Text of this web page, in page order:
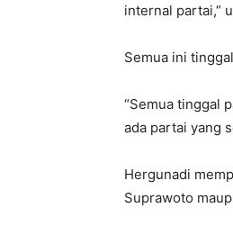
internal partai,”
Semua ini
“Semua tinggal
ada partai yang
Hergunadi
Suprawoto